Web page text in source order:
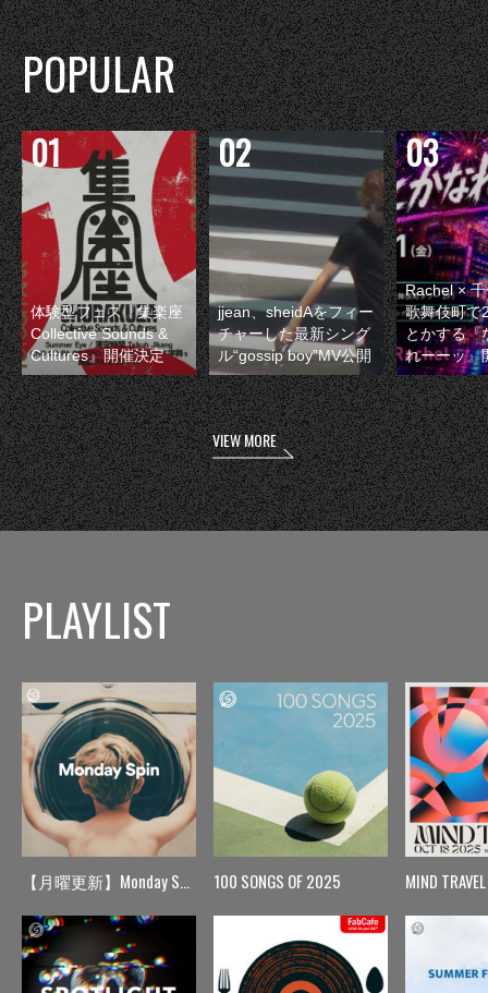
POPULAR
体験型フェス『集楽座
Collective Sounds &
Cultures』開催決定
jjean、sheidAをフィー
チャーした最新シング
ル“gossip boy”MV公開
Rachel ×
歌舞伎町で
とかする『
れーーッ』
VIEW MORE
PLAYLIST
【月曜更新】Monday Spin 100 SONGS OF 2025 MIND TRAVEL